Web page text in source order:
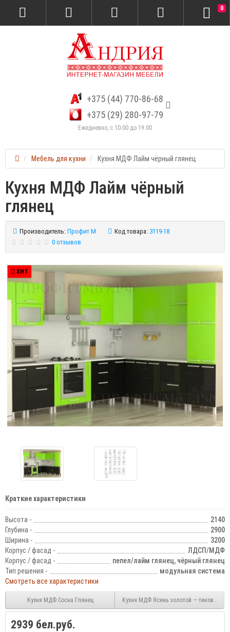
+375 (44) 770-86-68
+375 (29) 280-97-79
Ежедневно, с 10:00 до 19:00
0
Мебель для кухни Кухня МДФ Лайм чёрный глянец
Кухня МДФ Лайм чёрный
глянец
Производитель: Профит М Код товара: 3119-18
0 отзывов
ХИТ
Краткие характеристики
Высота -
2140
Глубина -
2900
Ширина -
3200
Корпус / фасад -
ЛДСП/МДФ
Корпус / фасад -
пепел/лайм глянец, чёрный глянец
Тип решения -
модульная система
Смотреть все характеристики
Кухня МДФ Сосна Глянец Кухня МДФ Ясень золотой — тиковое
2939 бел.руб.